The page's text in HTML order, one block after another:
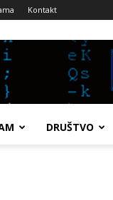
Kontakt
DRUŠTVO